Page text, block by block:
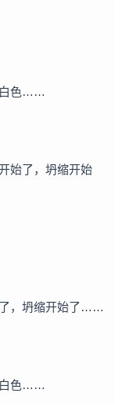
白色……
始了，坍缩开始
了，坍缩开始了……
白色……